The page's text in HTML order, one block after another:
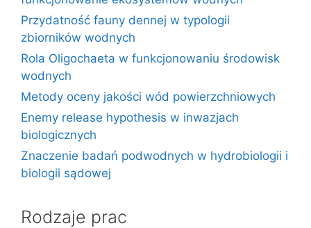
Przydatność fauny dennej w typologii
zbiorników wodnych
Rola Oligochaeta w funkcjonowaniu środowisk
wodnych
Metody oceny jakości wód powierzchniowych
Enemy release hypothesis w inwazjach
biologicznych
Znaczenie badań podwodnych w hydrobiologii i
biologii sądowej
Rodzaje prac